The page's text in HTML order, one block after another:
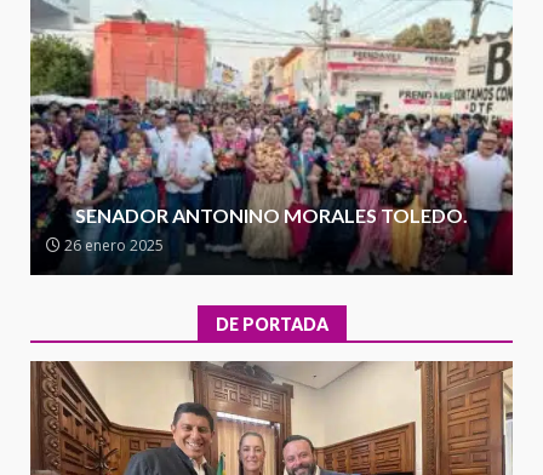
4
presencia institucional en San
Juan Mazatlán
20 julio 2026
5
Sanciona Municipio de Oaxaca
de Juárez caso de maltrato
animal tras denuncia ciudadana
16 julio 2026
6
Detienen a Ernesto Ruffo en Baja
California; FGR lo investiga por
presuntos delitos de
contrabando
16 julio 2026
Sin paso carretera Oaxaca-
SENADOR ANTONINO MORALES TOLEDO.
26 enero 2025
DE PORTADA